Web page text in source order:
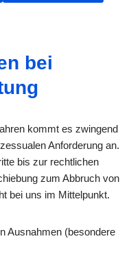
bei
kommt es zwingend
Anforderung an.
bis zur rechtlichen
zum Abbruch von
bei uns im Mittelpunkt.
Ausnahmen (besondere